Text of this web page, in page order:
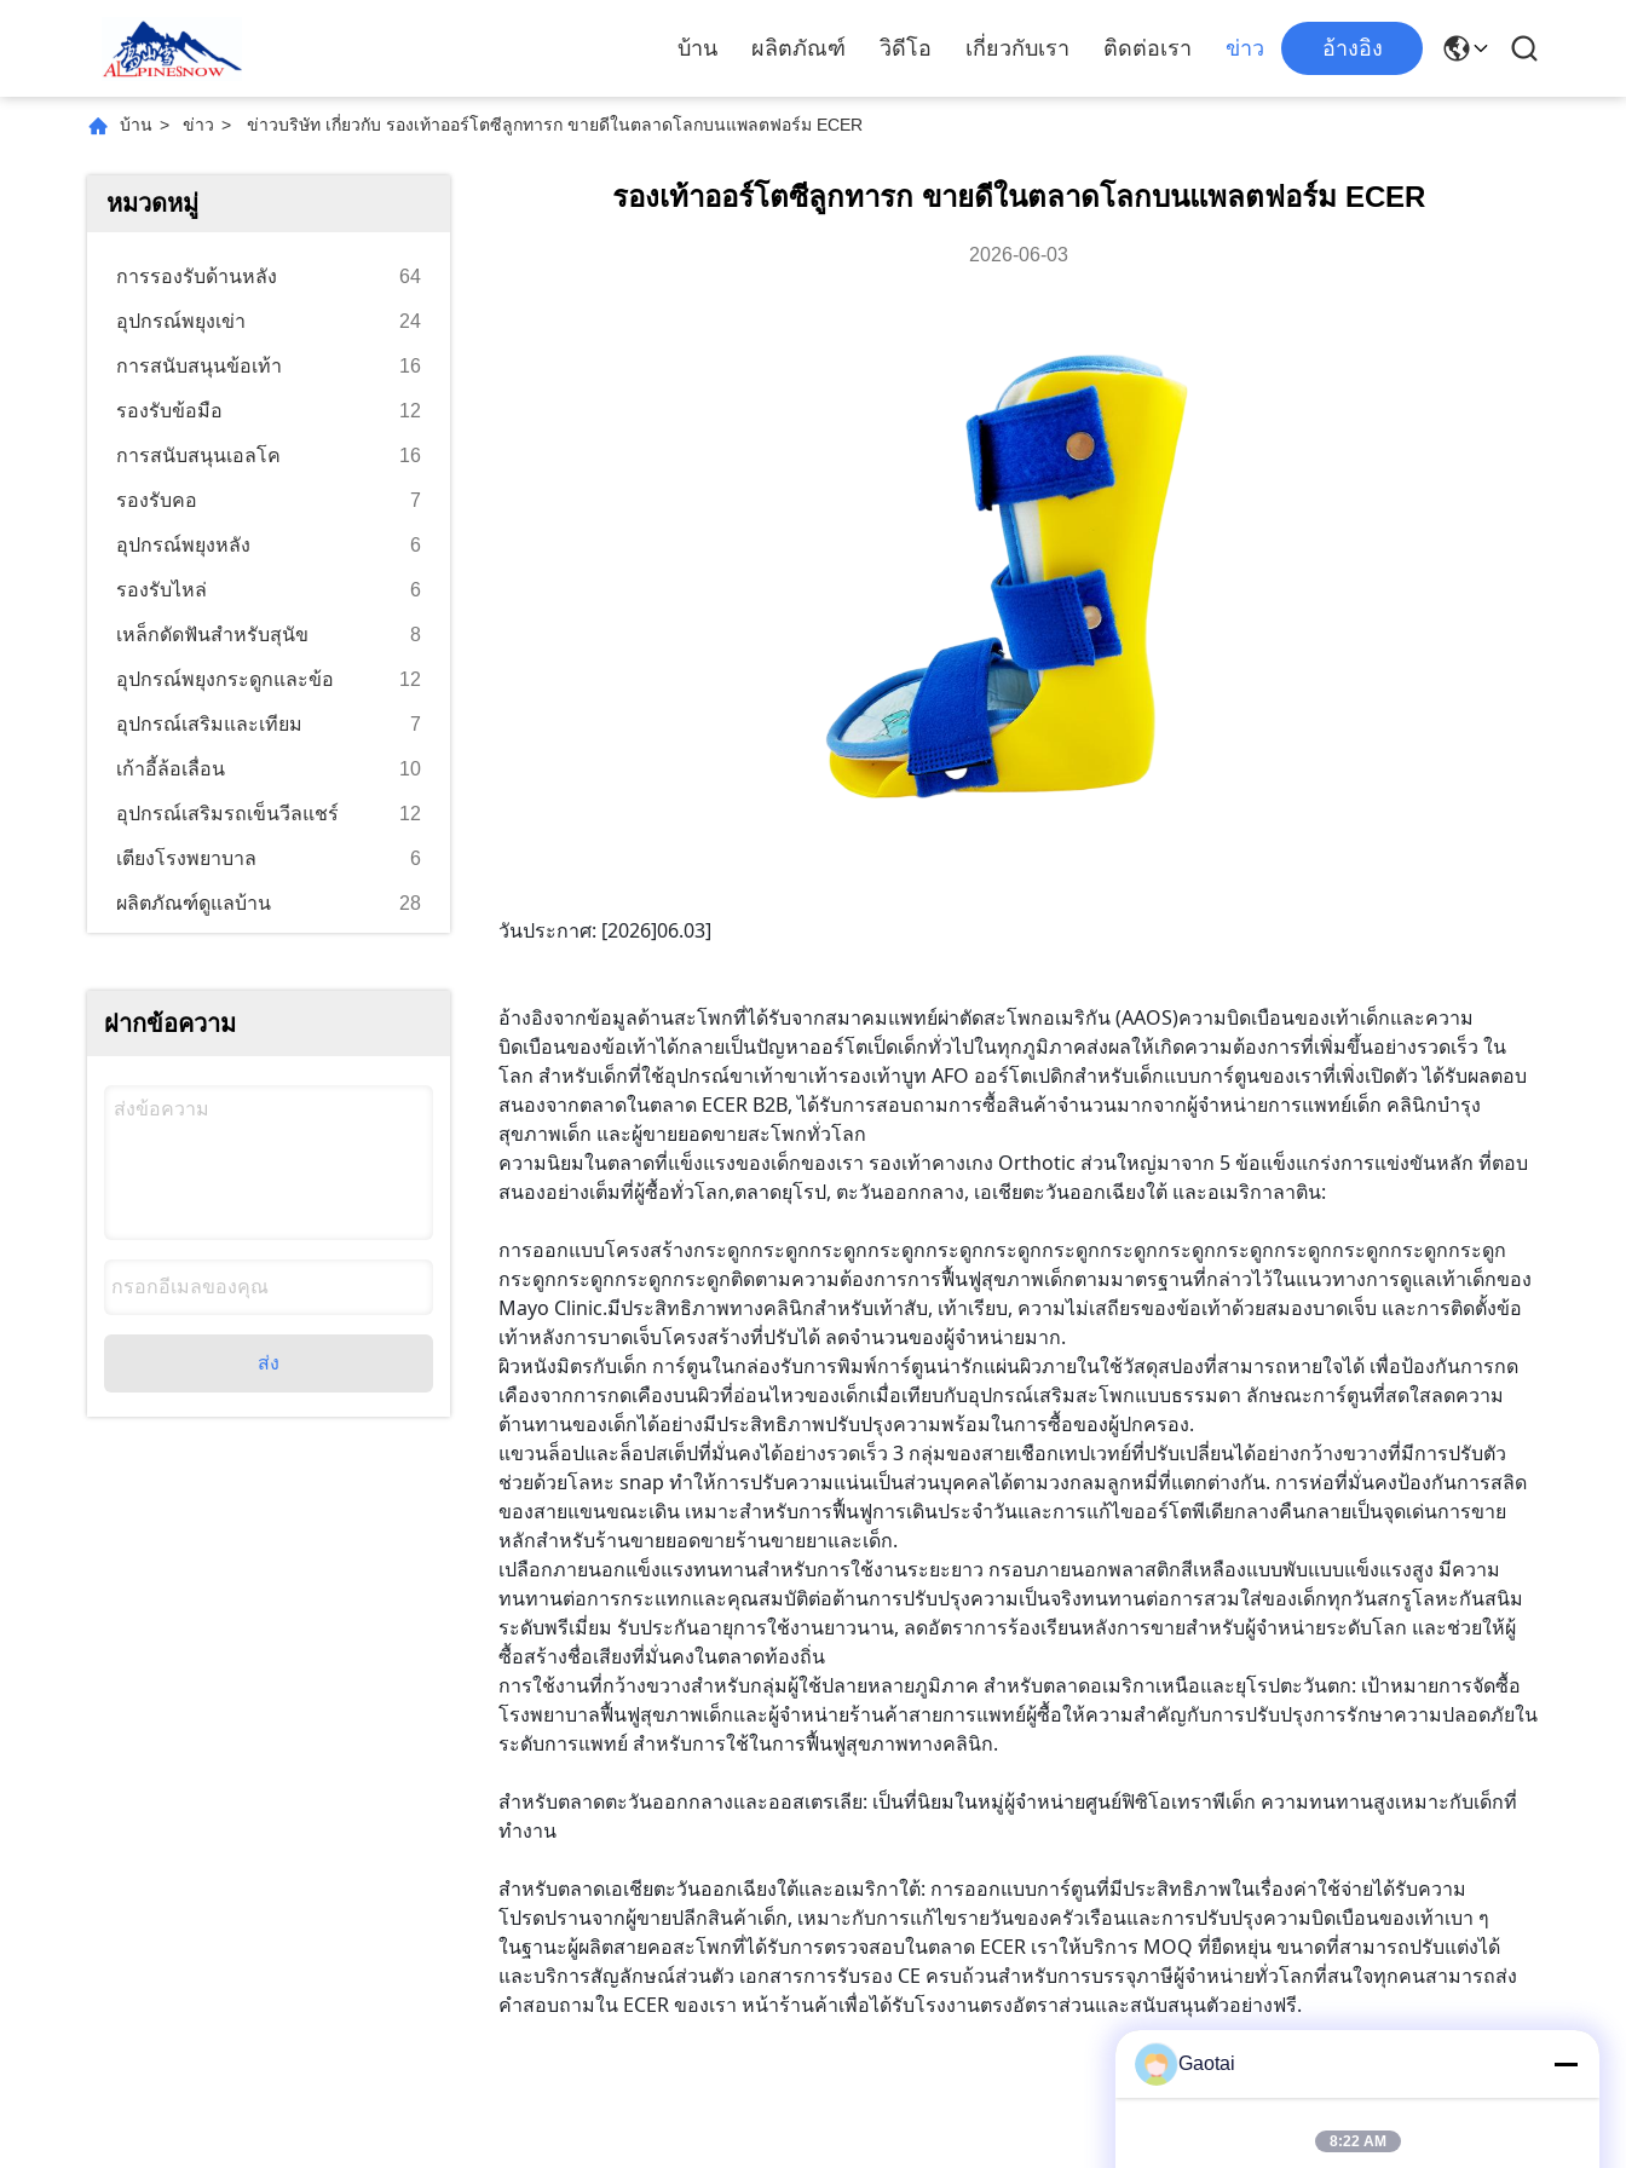
บ้าน ผลิตภัณฑ์ วิดีโอ เกี่ยวกับเรา ติดต่อเรา ข่าว อ้างอิง
บ้าน > ข่าว > ข่าวบริษัท เกี่ยวกับ รองเท้าออร์โตซีลูกทารก ขายดีในตลาดโลกบนแพลตฟอร์ม ECER
หมวดหมู่
การรองรับด้านหลัง 64
อุปกรณ์พยุงเข่า 24
การสนับสนุนข้อเท้า 16
รองรับข้อมือ 12
การสนับสนุนเอลโค 16
รองรับคอ 7
อุปกรณ์พยุงหลัง 6
รองรับไหล่ 6
เหล็กดัดฟันสำหรับสุนัข 8
อุปกรณ์พยุงกระดูกและข้อ 12
อุปกรณ์เสริมและเทียม 7
เก้าอี้ล้อเลื่อน 10
อุปกรณ์เสริมรถเข็นวีลแชร์ 12
เตียงโรงพยาบาล 6
ผลิตภัณฑ์ดูแลบ้าน 28
ฝากข้อความ
ส่ง
รองเท้าออร์โตซีลูกทารก ขายดีในตลาดโลกบนแพลตฟอร์ม ECER
2026-06-03
วันประกาศ: [2026]06.03]
อ้างอิงจากข้อมูลด้านสะโพกที่ได้รับจากสมาคมแพทย์ผ่าตัดสะโพกอเมริกัน (AAOS)ความบิดเบือนของเท้าเด็กและความ
บิดเบือนของข้อเท้าได้กลายเป็นปัญหาออร์โตเป็ดเด็กทั่วไปในทุกภูมิภาคส่งผลให้เกิดความต้องการที่เพิ่มขึ้นอย่างรวดเร็ว ใน
โลก สําหรับเด็กที่ใช้อุปกรณ์ขาเท้าขาเท้ารองเท้าบูท AFO ออร์โตเปดิกสําหรับเด็กแบบการ์ตูนของเราที่เพิ่งเปิดตัว ได้รับผลตอบ
สนองจากตลาดในตลาด ECER B2B, ได้รับการสอบถามการซื้อสินค้าจํานวนมากจากผู้จําหน่ายการแพทย์เด็ก คลินิกบํารุง
สุขภาพเด็ก และผู้ขายยอดขายสะโพกทั่วโลก
ความนิยมในตลาดที่แข็งแรงของเด็กของเรา รองเท้าคางเกง Orthotic ส่วนใหญ่มาจาก 5 ข้อแข็งแกร่งการแข่งขันหลัก ที่ตอบ
สนองอย่างเต็มที่ผู้ซื้อทั่วโลก,ตลาดยุโรป, ตะวันออกกลาง, เอเชียตะวันออกเฉียงใต้ และอเมริกาลาติน:
การออกแบบโครงสร้างกระดูกกระดูกกระดูกกระดูกกระดูกกระดูกกระดูกกระดูกกระดูกกระดูกกระดูกกระดูกกระดูกกระดูก
กระดูกกระดูกกระดูกกระดูกติดตามความต้องการการฟื้นฟูสุขภาพเด็กตามมาตรฐานที่กล่าวไว้ในแนวทางการดูแลเท้าเด็กของ
Mayo Clinic.มีประสิทธิภาพทางคลินิกสําหรับเท้าสับ, เท้าเรียบ, ความไม่เสถียรของข้อเท้าด้วยสมองบาดเจ็บ และการติดตั้งข้อ
เท้าหลังการบาดเจ็บโครงสร้างที่ปรับได้ ลดจํานวนของผู้จําหน่ายมาก.
ผิวหนังมิตรกับเด็ก การ์ตูนในกล่องรับการพิมพ์การ์ตูนน่ารักแผ่นผิวภายในใช้วัสดุสปองที่สามารถหายใจได้ เพื่อป้องกันการกด
เคืองจากการกดเคืองบนผิวที่อ่อนไหวของเด็กเมื่อเทียบกับอุปกรณ์เสริมสะโพกแบบธรรมดา ลักษณะการ์ตูนที่สดใสลดความ
ต้านทานของเด็กได้อย่างมีประสิทธิภาพปรับปรุงความพร้อมในการซื้อของผู้ปกครอง.
แขวนล็อปและล็อปสเต็ปที่มั่นคงได้อย่างรวดเร็ว 3 กลุ่มของสายเชือกเทปเวทย์ที่ปรับเปลี่ยนได้อย่างกว้างขวางที่มีการปรับตัว
ช่วยด้วยโลหะ snap ทําให้การปรับความแน่นเป็นส่วนบุคคลได้ตามวงกลมลูกหมี่ที่แตกต่างกัน. การห่อที่มั่นคงป้องกันการสลิด
ของสายแขนขณะเดิน เหมาะสําหรับการฟื้นฟูการเดินประจําวันและการแก้ไขออร์โตพีเดียกลางคืนกลายเป็นจุดเด่นการขาย
หลักสําหรับร้านขายยอดขายร้านขายยาและเด็ก.
เปลือกภายนอกแข็งแรงทนทานสําหรับการใช้งานระยะยาว กรอบภายนอกพลาสติกสีเหลืองแบบพับแบบแข็งแรงสูง มีความ
ทนทานต่อการกระแทกและคุณสมบัติต่อต้านการปรับปรุงความเป็นจริงทนทานต่อการสวมใส่ของเด็กทุกวันสกรูโลหะกันสนิม
ระดับพรีเมี่ยม รับประกันอายุการใช้งานยาวนาน, ลดอัตราการร้องเรียนหลังการขายสําหรับผู้จําหน่ายระดับโลก และช่วยให้ผู้
ซื้อสร้างชื่อเสียงที่มั่นคงในตลาดท้องถิ่น
การใช้งานที่กว้างขวางสําหรับกลุ่มผู้ใช้ปลายหลายภูมิภาค สําหรับตลาดอเมริกาเหนือและยุโรปตะวันตก: เป้าหมายการจัดซื้อ
โรงพยาบาลฟื้นฟูสุขภาพเด็กและผู้จําหน่ายร้านค้าสายการแพทย์ผู้ซื้อให้ความสําคัญกับการปรับปรุงการรักษาความปลอดภัยใน
ระดับการแพทย์ สําหรับการใช้ในการฟื้นฟูสุขภาพทางคลินิก.
สําหรับตลาดตะวันออกกลางและออสเตรเลีย: เป็นที่นิยมในหมู่ผู้จําหน่ายศูนย์ฟิซิโอเทราพีเด็ก ความทนทานสูงเหมาะกับเด็กที่
ทํางาน
สําหรับตลาดเอเชียตะวันออกเฉียงใต้และอเมริกาใต้: การออกแบบการ์ตูนที่มีประสิทธิภาพในเรื่องค่าใช้จ่ายได้รับความ
โปรดปรานจากผู้ขายปลีกสินค้าเด็ก, เหมาะกับการแก้ไขรายวันของครัวเรือนและการปรับปรุงความบิดเบือนของเท้าเบา ๆ
ในฐานะผู้ผลิตสายคอสะโพกที่ได้รับการตรวจสอบในตลาด ECER เราให้บริการ MOQ ที่ยืดหยุ่น ขนาดที่สามารถปรับแต่งได้
และบริการสัญลักษณ์ส่วนตัว เอกสารการรับรอง CE ครบถ้วนสําหรับการบรรจุภาษีผู้จําหน่ายทั่วโลกที่สนใจทุกคนสามารถส่ง
คําสอบถามใน ECER ของเรา หน้าร้านค้าเพื่อได้รับโรงงานตรงอัตราส่วนและสนับสนุนตัวอย่างฟรี.
Gaotai
8:22 AM